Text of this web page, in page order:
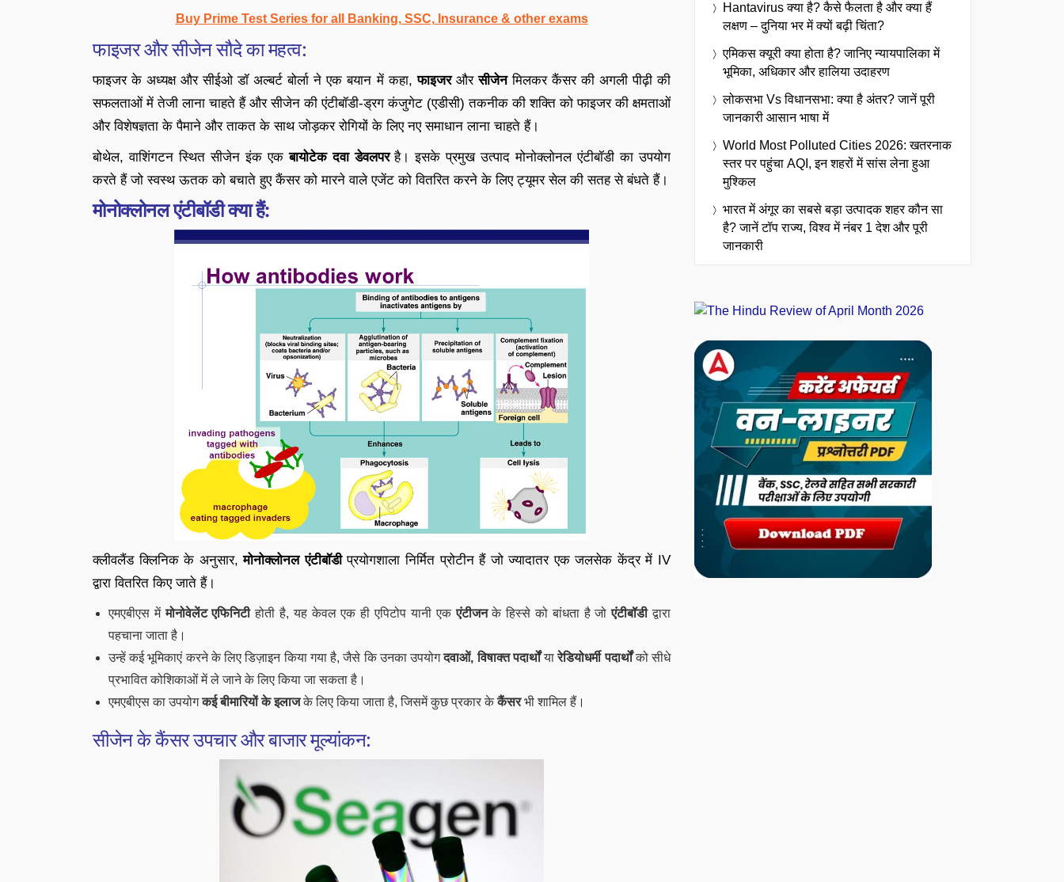
Buy Prime Test Series for all Banking, SSC, Insurance & other exams
फाइजर और सीजेन सौदे का महत्व:
फाइजर के अध्यक्ष और सीईओ डॉ अल्बर्ट बोर्ला ने एक बयान में कहा,फाइजर औरसीजेनमिलकर कैंसर की अगली पीढ़ी की
सफलताओं में तेजी लाना चाहते हैं और सीजेन की एंटीबॉडी-ड्रग कंजुगेट (एडीसी) तकनीक की शक्ति को फाइजर की क्षमताओं
और विशेषज्ञता के पैमाने और ताकत के साथ जोड़कर रोगियों के लिए नए समाधान लाना चाहते हैं।
बोथेल, वाशिंगटन स्थित सीजेन इंक एकबायोटेक दवा डेवलपरहै। इसके प्रमुख उत्पाद मोनोक्लोनल एंटीबॉडी का उपयोग
करते हैं जो स्वस्थ ऊतक को बचाते हुए कैंसर को मारने वाले एजेंट को वितरित करने के लिए ट्यूमर सेल की सतह से बंधते हैं।
मोनोक्लोनल एंटीबॉडी क्या हैं:
क्लीवलैंड क्लिनिक के अनुसार,मोनोक्लोनल एंटीबॉडीप्रयोगशाला निर्मित प्रोटीन हैं जो ज्यादातर एक जलसेक केंद्र में IV
द्वारा वितरित किए जाते हैं।
एमएबीएस मेंमोनोवेलेंट एफिनिटीहोती है, यह केवल एक ही एपिटोप यानी एकएंटीजनके हिस्से को बांधता है जोएंटीबॉडीद्वारा
पहचाना जाता है।
उन्हें कई भूमिकाएं करने के लिए डिज़ाइन किया गया है, जैसे कि उनका उपयोगदवाओं, विषाक्त पदार्थोंयारेडियोधर्मी पदार्थोंको सीधे
प्रभावित कोशिकाओं में ले जाने के लिए किया जा सकता है।
एमएबीएस का उपयोगकई बीमारियों के इलाजके लिए किया जाता है, जिसमें कुछ प्रकार केकैंसरभी शामिल हैं।
सीजेन के कैंसर उपचार और बाजार मूल्यांकन:
Hantavirus क्या है? कैसे फैलता है और क्या हैं
लक्षण – दुनिया भर में क्यों बढ़ी चिंता?
एमिकस क्यूरी क्या होता है? जानिए न्यायपालिका में
भूमिका, अधिकार और हालिया उदाहरण
लोकसभा Vs विधानसभा: क्या है अंतर? जानें पूरी
जानकारी आसान भाषा में
World Most Polluted Cities 2026: खतरनाक
स्तर पर पहुंचा AQI, इन शहरों में सांस लेना हुआ
मुश्किल
भारत में अंगूर का सबसे बड़ा उत्पादक शहर कौन सा
है? जानें टॉप राज्य, विश्व में नंबर 1 देश और पूरी
जानकारी